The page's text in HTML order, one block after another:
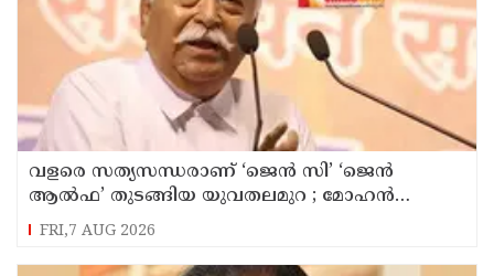
വളരെ സത്യസന്ധരാണ് ‘ജെൻ സി’ ‘ജെൻ
ആൽഫ’ തുടങ്ങിയ യുവതലമുറ ; മോഹൻ
ഭാഗവത്
FRI,7 AUG 2026